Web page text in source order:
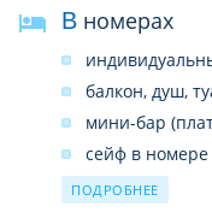
СПА-
водные виды
В номерах
балкон, душ,
мини-бар
сейф в номере
Wi-Fi – платно
ПОДРОБНЕЕ